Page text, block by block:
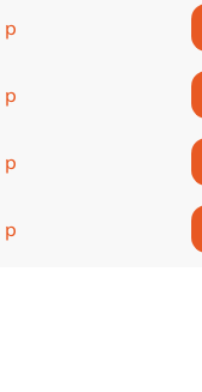
р
р
р
р